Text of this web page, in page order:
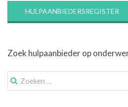
HULPAANBIEDERSREGISTER
Zoek hulpaanbieder op
Zoek